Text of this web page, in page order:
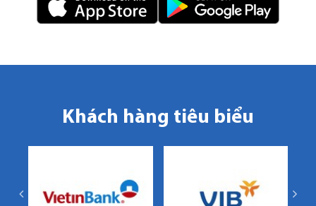
Khách hàng tiêu biểu